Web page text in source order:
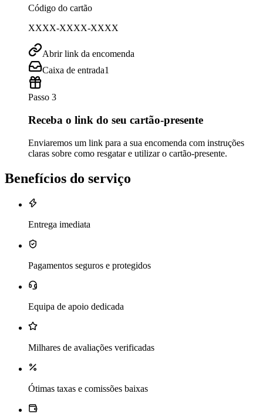
Código do cartão
XXXX-XXXX-XXXX
Abrir link da encomenda
Caixa de entrada1
Passo 3
Receba o link do seu cartão-presente
Enviaremos um link para a sua encomenda com instruções
claras sobre como resgatar e utilizar o cartão-presente.
Benefícios do serviço
Entrega imediata
Pagamentos seguros e protegidos
Equipa de apoio dedicada
Milhares de avaliações verificadas
Ótimas taxas e comissões baixas